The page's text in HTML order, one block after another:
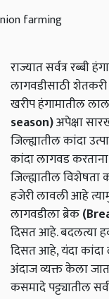
राज्यात सर्वत्र रब्बी
लागवडीसाठी
खरीप हंगामातील
season)अपेक्षा
जिल्ह्यातील कांदा
कांदा लागवड
जिल्ह्यातील
हजेरी लावली आहे
लागवडीला ब्रेक
दिसत आहे. बदलत्या
दिसत आहे, यंदा कांदा
अंदाज व्यक्त केला
कसमादे पट्ट्यातील